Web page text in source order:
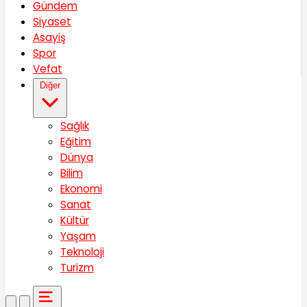
Gündem
Siyaset
Asayiş
Spor
Vefat
Diğer
Sağlık
Eğitim
Dünya
Bilim
Ekonomi
Sanat
Kültür
Yaşam
Teknoloji
Turizm